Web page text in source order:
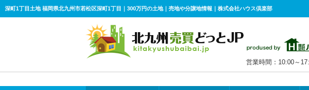
深町1丁目土地 福岡県北九州市若松区深町1丁目｜300万円の土地｜売地や分譲地情報｜株式会社ハウス倶楽部
営業時間：10:00～